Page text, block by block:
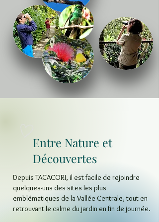
Entre Nature et
Découvertes
Depuis TACACORI, il est facile de rejoindre
quelques-uns des sites les plus
emblématiques de la Vallée Centrale, tout en
retrouvant le calme du jardin en fin de journée.